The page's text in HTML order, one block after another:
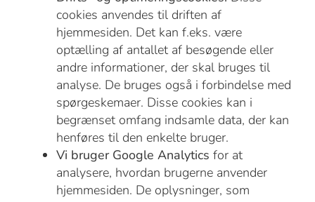
cookies anvendes til driften af
hjemmesiden. Det kan f.eks. være
optælling af antallet af besøgende eller
andre informationer, der skal bruges til
analyse. De bruges også i forbindelse med
spørgeskemaer. Disse cookies kan i
begrænset omfang indsamle data, der kan
henføres til den enkelte bruger.
Vi bruger Google Analytics for at
analysere, hvordan brugerne anvender
hjemmesiden. De oplysninger, som